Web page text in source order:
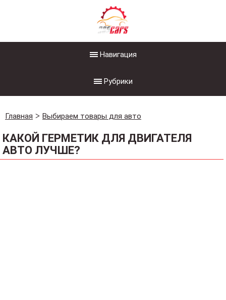
Навигация
Рубрики
Главная Выбираем товары для авто
КАКОЙ ГЕРМЕТИК ДЛЯ ДВИГАТЕЛЯ
АВТО ЛУЧШЕ?